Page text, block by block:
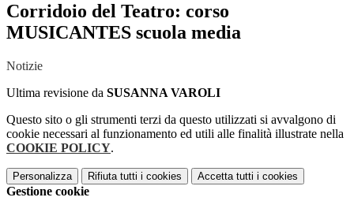
Corridoio del Teatro: corso
MUSICANTES scuola media
Notizie
Ultima revisione da SUSANNA VAROLI
Questo sito o gli strumenti terzi da questo utilizzati si avvalgono di
cookie necessari al funzionamento ed utili alle finalità illustrate nella
COOKIE POLICY.
Personalizza Rifiuta tutti i cookies Accetta tutti i cookies
Gestione cookie